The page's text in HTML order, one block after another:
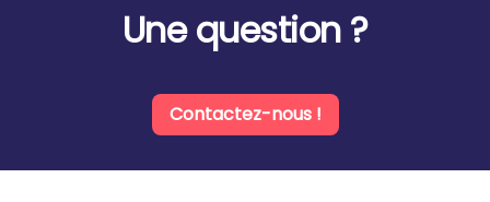
Une question ?
Contactez-nous !